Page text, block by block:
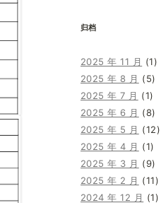
归档
2025 年 11 月 (1)
2025 年 8 月 (5)
2025 年 7 月 (1)
2025 年 6 月 (8)
2025 年 5 月 (12)
2025 年 4 月 (1)
2025 年 3 月 (9)
2025 年 2 月 (11)
2024 年 12 月 (1)